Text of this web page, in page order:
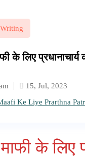
के लिए
15, Jul, 2023
के लिए